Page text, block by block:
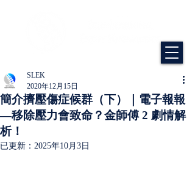
簡介擠壓傷症候群（下）｜電子報報
—移除壓力會致命？金師傅 2 劇情解
析！
SLEK
2020年12月15日
已更新： 2025年10月3日